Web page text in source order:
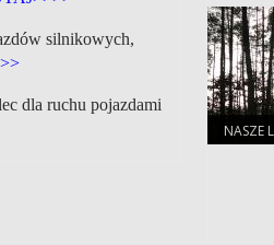
silnikowych,
dla ruchu pojazdami
NASZE